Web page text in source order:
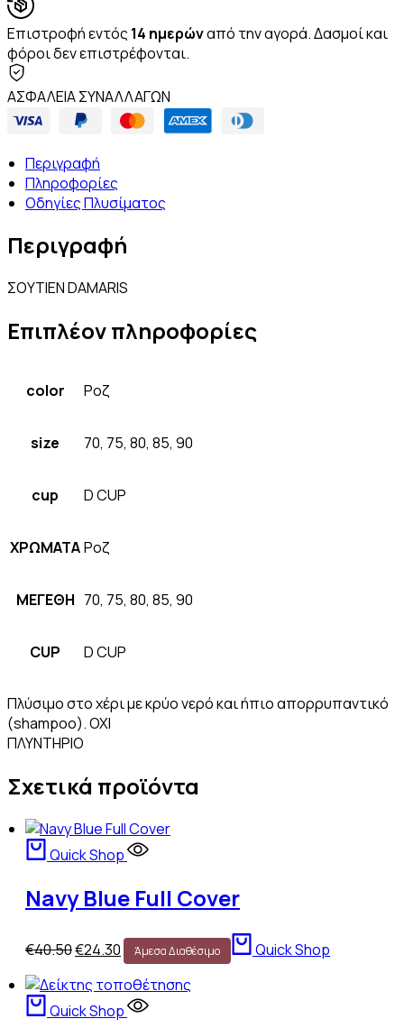
Επιστροφή εντός 14 ημερώναπό την αγορά. Δασμοί και
φόροι δεν επιστρέφονται.
Custom
HTML
ΑΣΦΑΛΕΙΑ ΣΥΝΑΛΛΑΓΩΝ
Περιγραφή
Πληροφορίες
Οδηγίες Πλυσίματος
Περιγραφή
ΣΟΥΤΙΕΝ DAMARIS
Επιπλέον πληροφορίες
color Ροζ
size 70, 75, 80, 85, 90
cup D CUP
ΧΡΩΜΑΤΑΡοζ
ΜΕΓΕΘΗ 70, 75, 80, 85, 90
CUP D CUP
Πλύσιμο στο χέρι με κρύο νερό και ήπιο απορρυπαντικό
(shampoo). ΟΧΙ
ΠΛΥΝΤΗΡΙΟ
Σχετικά προϊόντα
Quick Shop
Navy Blue Full Cover
€40.50 Original
price
was:
€24.30Η
τρέχουσα
τιμή
είναι:
€24.30.
Άμεσα Διαθέσιμο Quick Shop
Quick Shop